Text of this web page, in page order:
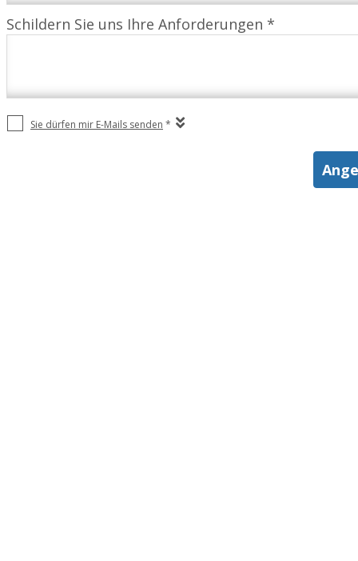
Schildern Sie uns Ihre Anforderungen *
Sie dürfen mir E-Mails senden *